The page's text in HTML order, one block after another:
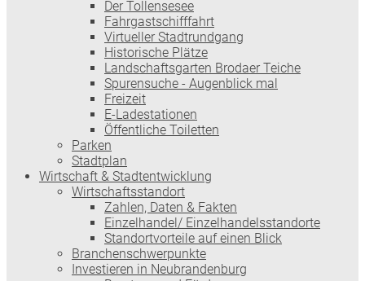
Der Tollensesee
Fahrgastschifffahrt
Virtueller Stadtrundgang
Historische Plätze
Landschaftsgarten Brodaer Teiche
Spurensuche - Augenblick mal
Freizeit
E-Ladestationen
Öffentliche Toiletten
Parken
Stadtplan
Wirtschaft & Stadtentwicklung
Wirtschaftsstandort
Zahlen, Daten & Fakten
Einzelhandel/ Einzelhandelsstandorte
Standortvorteile auf einen Blick
Branchenschwerpunkte
Investieren in Neubrandenburg